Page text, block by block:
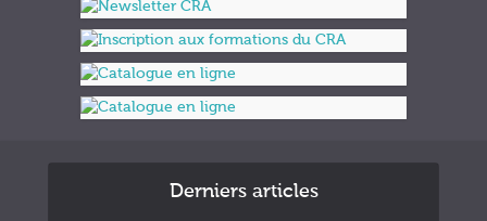
Derniers articles